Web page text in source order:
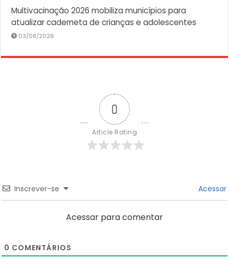
Multivacinação 2026 mobiliza municípios para
atualizar caderneta de crianças e adolescentes
03/08/2026
0
Article Rating
Inscrever-se Acessar
Acessar para comentar
0 COMENTÁRIOS